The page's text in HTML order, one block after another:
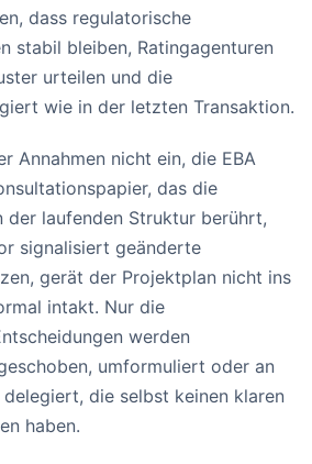
dass regulatorische
stabil bleiben, Ratingagenturen
urteilen und die
wie in der letzten Transaktion.
Annahmen nicht ein, die EBA
das die
der laufenden Struktur berührt,
signalisiert geänderte
gerät der Projektplan nicht ins
intakt. Nur die
werden
umformuliert oder an
die selbst keinen klaren
haben.